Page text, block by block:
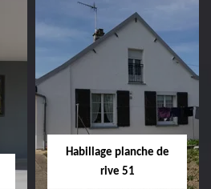
Nettoyage et
ravalement de
façade 51
Habillage planche de
rive 51